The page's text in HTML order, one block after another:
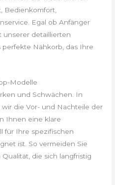
Bedienkomfort,
Egal ob Anfänger
unserer detaillierten
perfekte Nähkorb, das Ihre
Modelle
und Schwächen. In
die Vor- und Nachteile der
Ihnen eine klare
für Ihre spezifischen
ist. So vermeiden Sie
die sich langfristig